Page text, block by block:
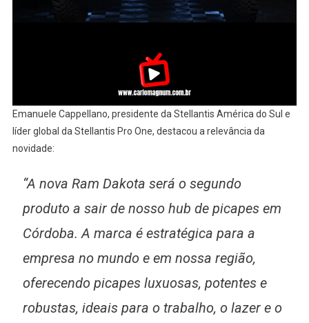
Emanuele Cappellano, presidente da Stellantis América do Sul e
líder global da Stellantis Pro One, destacou a relevância da
novidade:
“A nova Ram Dakota será o segundo
produto a sair de nosso hub de picapes em
Córdoba. A marca é estratégica para a
empresa no mundo e em nossa região,
oferecendo picapes luxuosas, potentes e
robustas, ideais para o trabalho, o lazer e o